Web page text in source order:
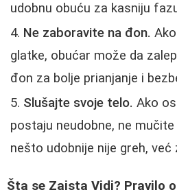
udobnu obuću za kasniju
Ne zaboravite na đon.
glatke, obućar može da
đon za bolje prianjanje i
Slušajte svoje telo. Ako
postaju neudobne, ne
nešto udobnije nije greh,
Šta se Zaista Vidi? Pravilo